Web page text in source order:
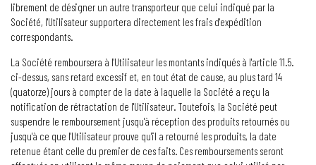
librement de désigner un autre transporteur que celui indiqué par la
Société, l'Utilisateur supportera directement les frais d'expédition
correspondants.
La Société remboursera à l'Utilisateur les montants indiqués à l'article 11.5.
ci-dessus, sans retard excessif et, en tout état de cause, au plus tard 14
(quatorze) jours à compter de la date à laquelle la Société a reçu la
notification de rétractation de l'Utilisateur. Toutefois, la Société peut
suspendre le remboursement jusqu'à réception des produits retournés ou
jusqu'à ce que l'Utilisateur prouve qu'il a retourné les produits, la date
retenue étant celle du premier de ces faits. Ces remboursements seront